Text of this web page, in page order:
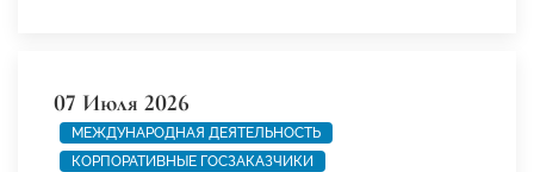
07 Июля 2026
МЕЖДУНАРОДНАЯ ДЕЯТЕЛЬНОСТЬ
КОРПОРАТИВНЫЕ ГОСЗАКАЗЧИКИ